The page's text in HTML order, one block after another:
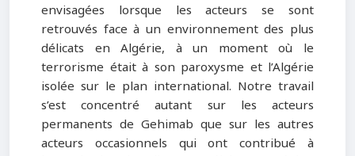
envisagées lorsque les acteurs se sont
retrouvés face à un environnement des plus
délicats en Algérie, à un moment où le
terrorisme était à son paroxysme et l’Algérie
isolée sur le plan international. Notre travail
s’est concentré autant sur les acteurs
permanents de Gehimab que sur les autres
acteurs occasionnels qui ont contribué à